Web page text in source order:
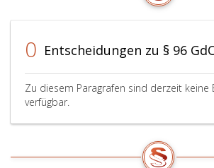
0 Entscheidungen zu § 96
Zu diesem Paragrafen sind derzeit keine
verfügbar.